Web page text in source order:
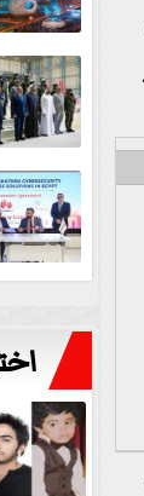
|...